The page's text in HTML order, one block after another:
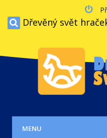
Dřevěný svět
MENU